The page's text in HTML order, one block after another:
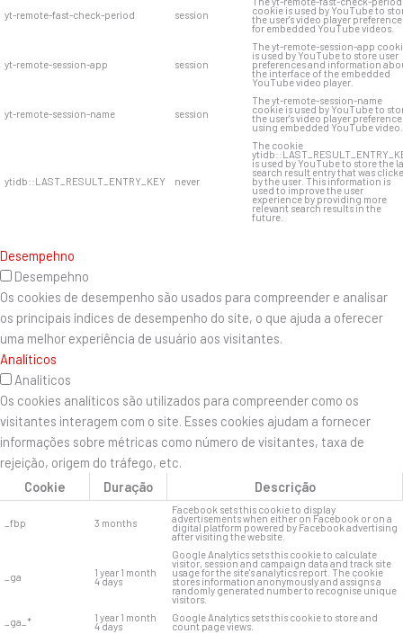
yt-remote-fast-check-period session cookie is used by YouTube to
the user's video player
for embedded YouTube videos.
yt-remote-session-app session
The yt-remote-session-app
is used by YouTube to store user
preferences and information
the interface of the embedded
YouTube video player.
yt-remote-session-name session
The yt-remote-session-name
cookie is used by YouTube to
the user's video player
using embedded YouTube video.
ytidb::LAST_RESULT_ENTRY_KEY never
The cookie
is used by YouTube to store the
search result entry that was
by the user. This information is
used to improve the user
experience by providing more
relevant search results in the
future.
Desempehno
Desempehno
Os cookies de desempenho são usados ​​para compreender e analisar
os principais índices de desempenho do site, o que ajuda a oferecer
uma melhor experiência de usuário aos visitantes.
Analíticos
Analíticos
Os cookies analíticos são utilizados para compreender como os
visitantes interagem com o site. Esses cookies ajudam a fornecer
informações sobre métricas como número de visitantes, taxa de
rejeição, origem do tráfego, etc.
Cookie
Duração Descrição
_fbp 3 months
Facebook sets this cookie to display
advertisements when either on Facebook or on a
digital platform powered by Facebook advertising
after visiting the website.
_ga 1 year 1 month
4 days
Google Analytics sets this cookie to calculate
visitor, session and campaign data and track site
usage for the site's analytics report. The cookie
stores information anonymously and assigns a
randomly generated number to recognise unique
visitors.
_ga_*
1 year 1 month
4 days
Google Analytics sets this cookie to store and
count page views.